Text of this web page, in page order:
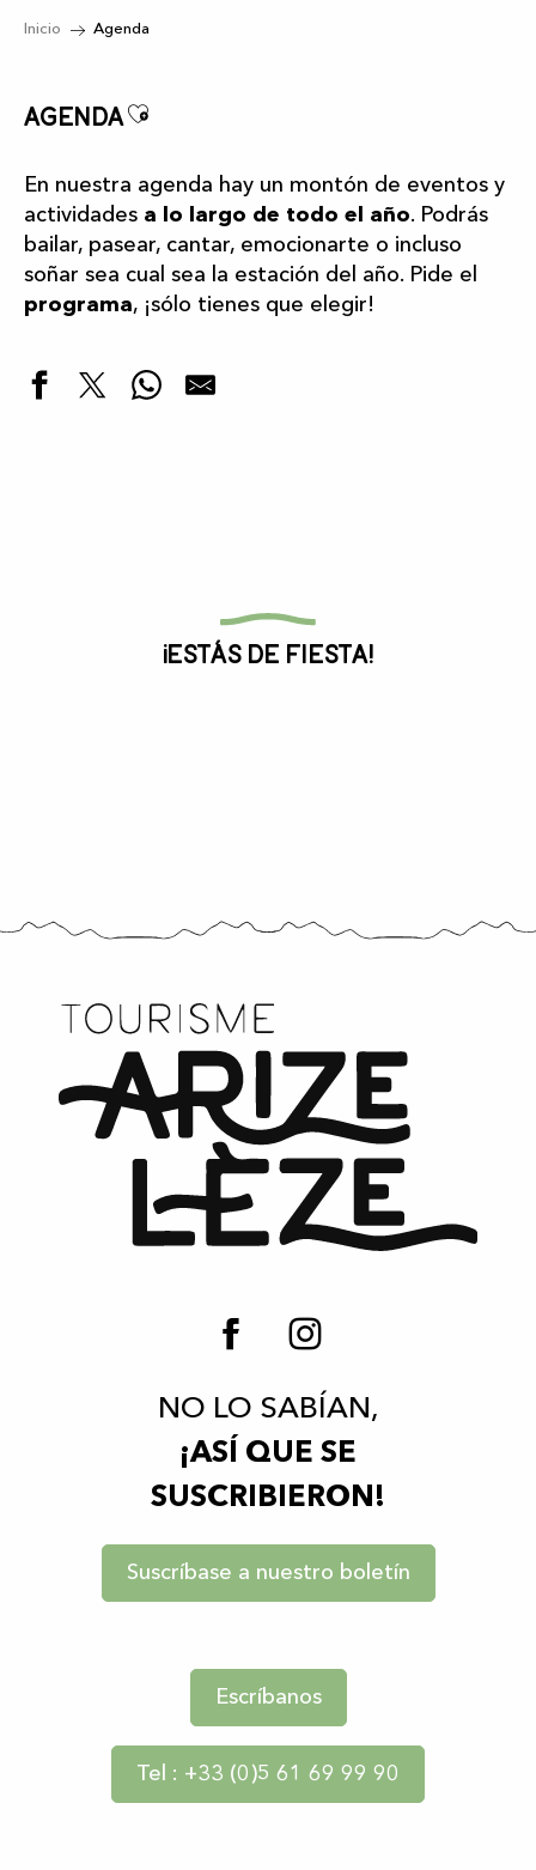
Inicio Agenda
AgendaAjouter aux favoris
En nuestra agenda hay un montón de eventos y
actividades a lo largo de todo el año. Podrás
bailar, pasear, cantar, emocionarte o incluso
soñar sea cual sea la estación del año. Pide el
programa, ¡sólo tienes que elegir!
¡Estás de fiesta!
NO LO SABÍAN,
¡ASÍ QUE SE
SUSCRIBIERON!
Suscríbase a nuestro boletín
Escríbanos
Tel : +33 (0)5 61 69 99 90